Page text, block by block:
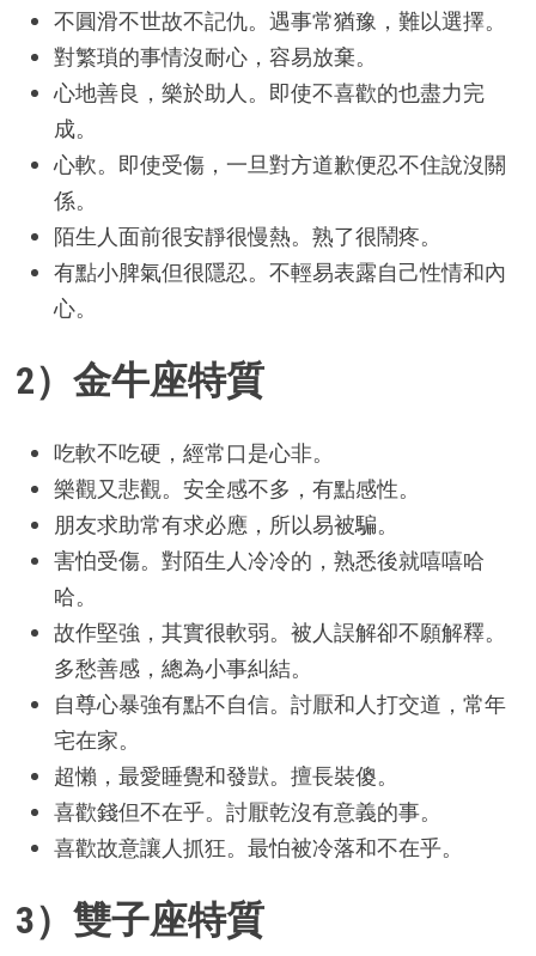
不圓滑不世故不記仇。遇事常猶豫，難以選擇。
對繁瑣的事情沒耐心，容易放棄。
心地善良，樂於助人。即使不喜歡的也盡力完
成。
心軟。即使受傷，一旦對方道歉便忍不住說沒關
係。
陌生人面前很安靜很慢熱。熟了很鬧疼。
有點小脾氣但很隱忍。不輕易表露自己性情和內
心。
2）金牛座特質
吃軟不吃硬，經常口是心非。
樂觀又悲觀。安全感不多，有點感性。
朋友求助常有求必應，所以易被騙。
害怕受傷。對陌生人冷冷的，熟悉後就嘻嘻哈
哈。
故作堅強，其實很軟弱。被人誤解卻不願解釋。
多愁善感，總為小事糾結。
自尊心暴強有點不自信。討厭和人打交道，常年
宅在家。
超懶，最愛睡覺和發獃。擅長裝傻。
喜歡錢但不在乎。討厭乾沒有意義的事。
喜歡故意讓人抓狂。最怕被冷落和不在乎。
3）雙子座特質